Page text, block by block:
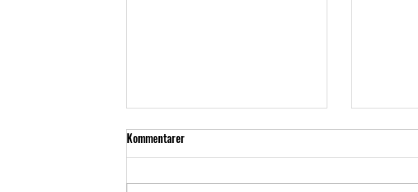
Kommentarer